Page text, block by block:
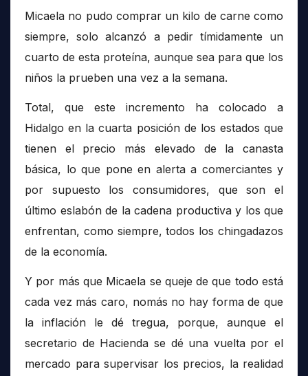
Micaela no pudo comprar un kilo de carne como
siempre, solo alcanzó a pedir tímidamente un
cuarto de esta proteína, aunque sea para que los
niños la prueben una vez a la semana.
Total, que este incremento ha colocado a
Hidalgo en la cuarta posición de los estados que
tienen el precio más elevado de la canasta
básica, lo que pone en alerta a comerciantes y
por supuesto los consumidores, que son el
último eslabón de la cadena productiva y los que
enfrentan, como siempre, todos los chingadazos
de la economía.
Y por más que Micaela se queje de que todo está
cada vez más caro, nomás no hay forma de que
la inflación le dé tregua, porque, aunque el
secretario de Hacienda se dé una vuelta por el
mercado para supervisar los precios, la realidad